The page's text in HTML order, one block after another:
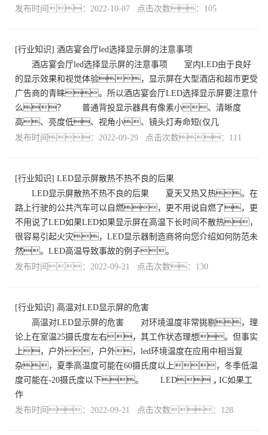
发布时间：2022-10-07 点击次数：105
[行业知识] 酒店宴会厅led选择显示屏的注意事项
酒店宴会厅led选择显示屏的注意事项 室内LED由于良好
的显示效果和视觉体验，显示屏在大型酒店和超市更受
广告商的青睐。所以酒店宴会厅LED选择显示屏要注意什
么？ 普通背投显示器具有像素小、清晰度
高、亮度低、视角小、镜头灯寿命短(仅几
发布时间：2022-09-29 点击次数：111
[行业知识] LED显示屏散热不热不良的后果
LED显示屏散热不热不良的后果 夏天又热又热。在
路上行驶的公共汽车可以自燃，更不用说自燃了，更
不用说了LED如果LED如果显示屏在高温下长时间不散热，
很容易引起火灾，LED显示器制造商将向您介绍如何防范未
然。LED高温导致事故的例子。
发布时间：2022-09-21 点击次数：130
[行业知识] 高温对LED显示屏的危害
高温对LED显示屏的危害 对环境温度非常挑剔，理
论上在室温25摄氏度左右，其工作状态理想。但事实
上，户外，户外，led环境温度在应用中相当复
杂，夏季高温度可能在60摄氏度以上，冬季低温
度可能在-20摄氏度以下。 LED，IC如果工
作
发布时间：2022-09-21 点击次数：128